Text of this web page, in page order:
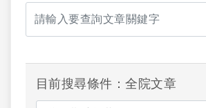
目前搜尋條件：全院文章